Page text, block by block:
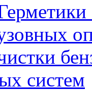
систем